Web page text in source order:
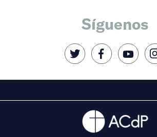
Síguenos